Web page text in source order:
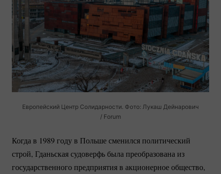
Европейский Центр Солидарности. Фото: Лукаш Дейнарович
/ Forum
Когда в 1989 году в Польше сменился политический
строй, Гданьская судоверфь была преобразована из
государственного предприятия в акционерное общество,